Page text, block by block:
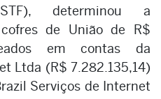
determinou a
de União de R$
em contas da
Ltda (R$ 7.282.135,14)
Serviços de Internet